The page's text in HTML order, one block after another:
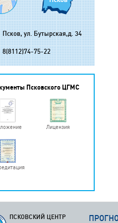
Псков, ул. Бутырская,д. 34
8(8112)74-75-22
Псковского ЦГМС
Лицензия
ПСКОВСКИЙ ЦЕНТР